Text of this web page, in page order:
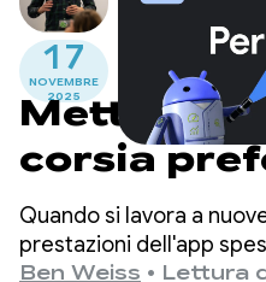
17
NOVEMBRE
2025
Metti la
corsia
con la
Android
Quando si lavora a
prestazioni dell'app
piano. Tuttavia, anche
Ben Weiss • Lettura